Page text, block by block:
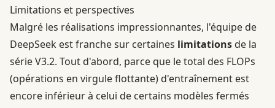
Limitations et perspectives
Malgré les réalisations impressionnantes, l'équipe de
DeepSeek est franche sur certaines limitationsde la
série V3.2. Tout d'abord, parce que le total des FLOPs
(opérations en virgule flottante) d'entraînement est
encore inférieur à celui de certains modèles fermés